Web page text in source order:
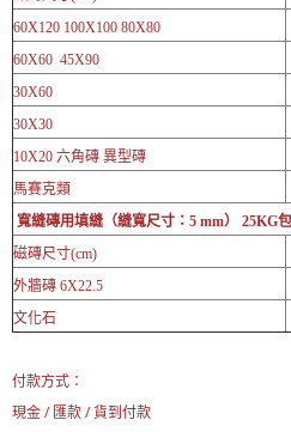
60X120 100X100 80X80
60X60 45X90
30X60
30X30
10X20 六角磚 異型磚
馬賽克類
寬縫磚用填縫（縫寬尺寸：5 mm） 25KG
磁磚尺寸(cm)
外牆磚 6X22.5
文化石
付款方式：
現金 / 匯款 / 貨到付款